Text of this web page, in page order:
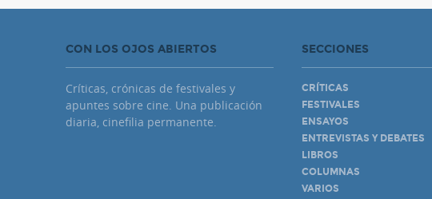
CON LOS OJOS ABIERTOS
Críticas, crónicas de festivales y
apuntes sobre cine. Una publicación
diaria, cinefilia permanente.
SECCIONES
CRÍTICAS
FESTIVALES
ENSAYOS
ENTREVISTAS Y DEBATES
LIBROS
COLUMNAS
VARIOS